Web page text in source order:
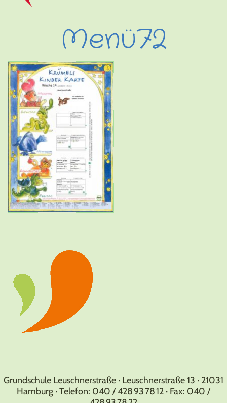
Menü72
Grundschule Leuschnerstraße · Leuschnerstraße 13 · 21031
Hamburg · Telefon: 040 / 428 93 78 12 · Fax: 040 /